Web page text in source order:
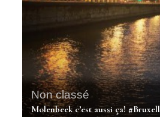
Non classé
Molenbeek c’est aussi ça!